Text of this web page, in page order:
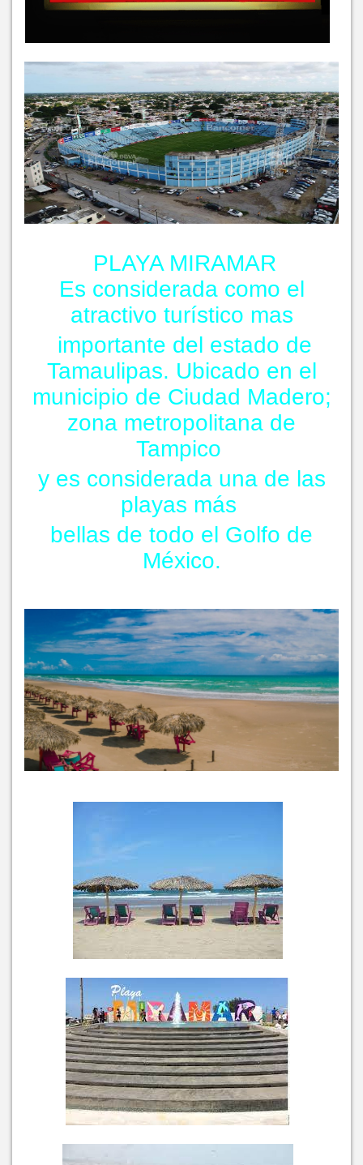
PLAYA MIRAMAR
Es considerada como el
atractivo turístico mas
importante del estado de
Tamaulipas. Ubicado en el
municipio de Ciudad Madero;
zona metropolitana de
Tampico
y es considerada una de las
playas más
bellas de todo el Golfo de
México.